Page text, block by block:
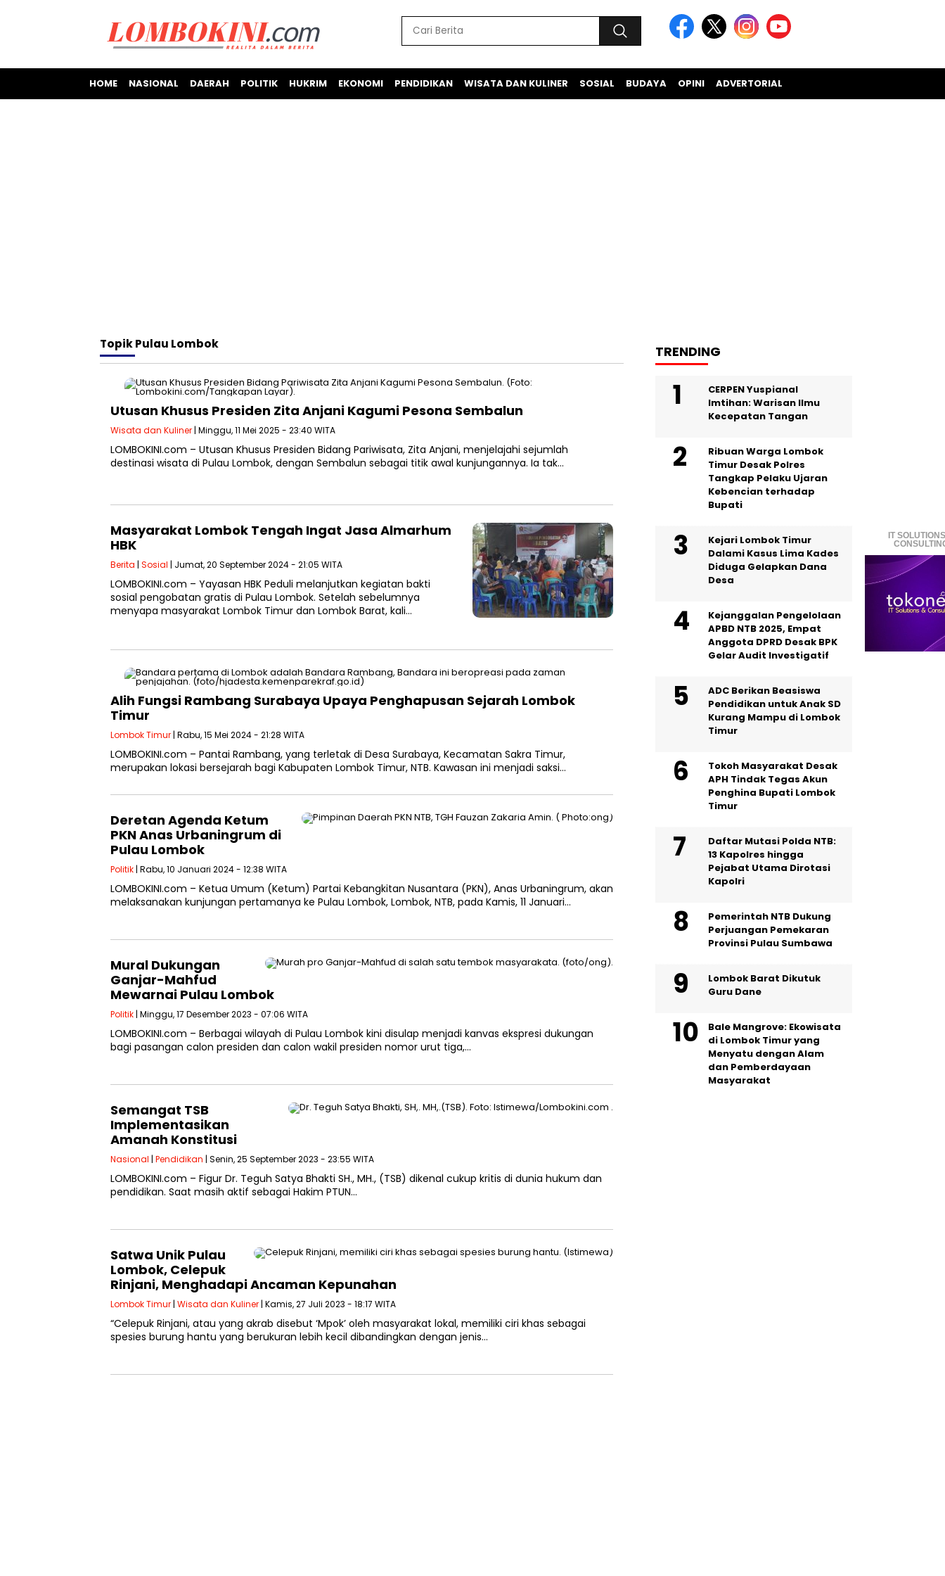
HOME NASIONAL DAERAH POLITIK HUKRIM EKONOMI PENDIDIKAN WISATA DAN KULINER SOSIAL BUDAYA OPINI ADVERTORIAL
IT
TopikPulau Lombok
Utusan Khusus Presiden Zita Anjani Kagumi Pesona Sembalun
Wisata dan Kuliner | Minggu, 11 Mei 2025 - 23:40 WITA
LOMBOKINI.com – Utusan Khusus Presiden Bidang Pariwisata, Zita Anjani, menjelajahi sejumlah
destinasi wisata di Pulau Lombok, dengan Sembalun sebagai titik awal kunjungannya. Ia tak…
Masyarakat Lombok Tengah Ingat Jasa Almarhum
HBK
Berita | Sosial | Jumat, 20 September 2024 - 21:05 WITA
LOMBOKINI.com – Yayasan HBK Peduli melanjutkan kegiatan bakti
sosial pengobatan gratis di Pulau Lombok. Setelah sebelumnya
menyapa masyarakat Lombok Timur dan Lombok Barat, kali…
Alih Fungsi Rambang Surabaya Upaya Penghapusan Sejarah Lombok
Timur
Lombok Timur | Rabu, 15 Mei 2024 - 21:28 WITA
LOMBOKINI.com – Pantai Rambang, yang terletak di Desa Surabaya, Kecamatan Sakra Timur,
merupakan lokasi bersejarah bagi Kabupaten Lombok Timur, NTB. Kawasan ini menjadi saksi…
Deretan Agenda Ketum
PKN Anas Urbaningrum di
Pulau Lombok
Politik | Rabu, 10 Januari 2024 - 12:38 WITA
LOMBOKINI.com – Ketua Umum (Ketum) Partai Kebangkitan Nusantara (PKN), Anas Urbaningrum, akan
melaksanakan kunjungan pertamanya ke Pulau Lombok, Lombok, NTB, pada Kamis, 11 Januari…
Mural Dukungan
Ganjar-Mahfud
Mewarnai Pulau Lombok
Politik | Minggu, 17 Desember 2023 - 07:06 WITA
LOMBOKINI.com – Berbagai wilayah di Pulau Lombok kini disulap menjadi kanvas ekspresi dukungan
bagi pasangan calon presiden dan calon wakil presiden nomor urut tiga,…
Semangat TSB
Implementasikan
Amanah Konstitusi
Nasional | Pendidikan | Senin, 25 September 2023 - 23:55 WITA
LOMBOKINI.com – Figur Dr. Teguh Satya Bhakti SH., MH., (TSB) dikenal cukup kritis di dunia hukum dan
pendidikan. Saat masih aktif sebagai Hakim PTUN…
Satwa Unik Pulau
Lombok, Celepuk
Rinjani, Menghadapi Ancaman Kepunahan
Lombok Timur | Wisata dan Kuliner | Kamis, 27 Juli 2023 - 18:17 WITA
“Celepuk Rinjani, atau yang akrab disebut ‘Mpok’ oleh masyarakat lokal, memiliki ciri khas sebagai
spesies burung hantu yang berukuran lebih kecil dibandingkan dengan jenis…
TRENDING
CERPEN Yuspianal
Imtihan: Warisan Ilmu
Kecepatan Tangan
Ribuan Warga Lombok
Timur Desak Polres
Tangkap Pelaku Ujaran
Kebencian terhadap
Bupati
Kejari Lombok Timur
Dalami Kasus Lima Kades
Diduga Gelapkan Dana
Desa
Kejanggalan Pengelolaan
APBD NTB 2025, Empat
Anggota DPRD Desak BPK
Gelar Audit Investigatif
ADC Berikan Beasiswa
Pendidikan untuk Anak SD
Kurang Mampu di Lombok
Timur
Tokoh Masyarakat Desak
APH Tindak Tegas Akun
Penghina Bupati Lombok
Timur
Daftar Mutasi Polda NTB:
13 Kapolres hingga
Pejabat Utama Dirotasi
Kapolri
Pemerintah NTB Dukung
Perjuangan Pemekaran
Provinsi Pulau Sumbawa
Lombok Barat Dikutuk
Guru Dane
Bale Mangrove: Ekowisata
di Lombok Timur yang
Menyatu dengan Alam
dan Pemberdayaan
Masyarakat